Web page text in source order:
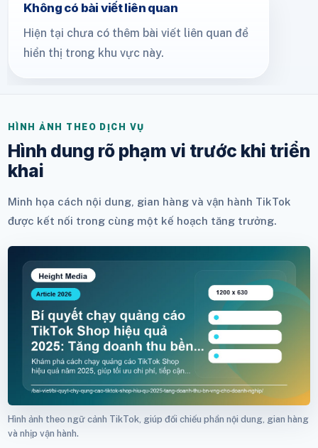
Không có bài viết liên quan
Hiện tại chưa có thêm bài viết liên quan để
hiển thị trong khu vực này.
HÌNH ẢNH THEO DỊCH VỤ
Hình dung rõ phạm vi trước khi triển
khai
Minh họa cách nội dung, gian hàng và vận hành TikTok
được kết nối trong cùng một kế hoạch tăng trưởng.
Hình ảnh theo ngữ cảnh TikTok, giúp đối chiếu phần nội dung, gian hàng
và nhịp vận hành.